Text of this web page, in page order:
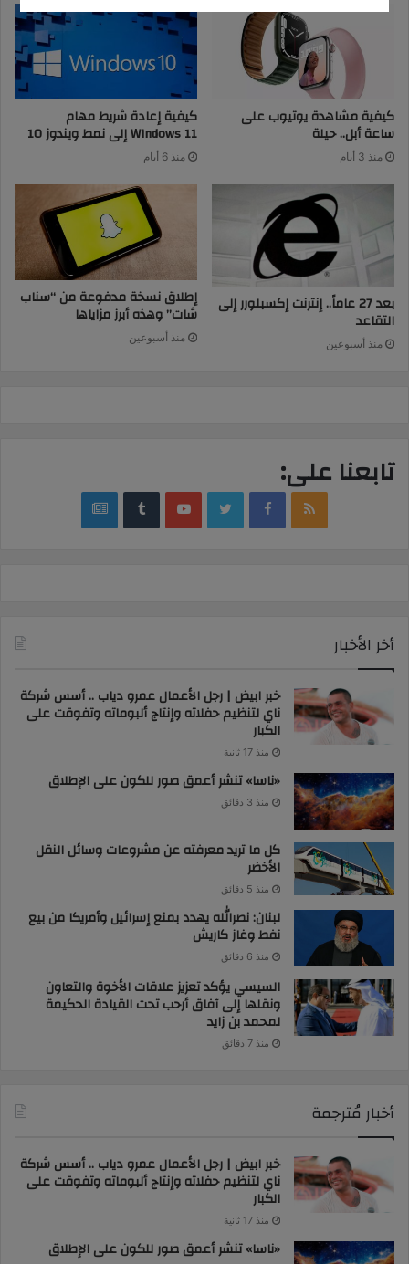
كيفية مشاهدة يوتيوب على
ساعة أبل.. حيلة
منذ 3 أيام
كيفية إعادة شريط مهام
Windows 11 إلى نمط ويندوز 10
منذ 6 أيام
بعد 27 عاماً.. إنترنت إكسبلورر إلى
التقاعد
منذ أسبوعين
إطلاق نسخة مدفوعة من “سناب
شات” وهذه أبرز مزاياها
منذ أسبوعين
تابعنا على:
RSS
Facebook
Twitter
YouTube
‏Tumblr
google
أخر الأخبار
خبر ابيض | رجل الأعمال عمرو دياب .. أسس شركة
ناي لتنظيم حفلاته وإنتاج ألبوماته وتفوقت على
الكبار
منذ 17 ثانية
«ناسا» تنشر أعمق صور للكون على الإطلاق
منذ 3 دقائق
كل ما تريد معرفته عن مشروعات وسائل النقل
الأخضر
منذ 5 دقائق
لبنان: نصرالله يهدد بمنع إسرائيل وأمريكا من بيع
نفط وغاز كاريش
منذ 6 دقائق
السيسي يؤكد تعزيز علاقات الأخوة والتعاون
ونقلها إلى آفاق أرحب تحت القيادة الحكيمة
لمحمد بن زايد
منذ 7 دقائق
أخبار مُترجمة
خبر ابيض | رجل الأعمال عمرو دياب .. أسس شركة
ناي لتنظيم حفلاته وإنتاج ألبوماته وتفوقت على
الكبار
منذ 17 ثانية
«ناسا» تنشر أعمق صور للكون على الإطلاق